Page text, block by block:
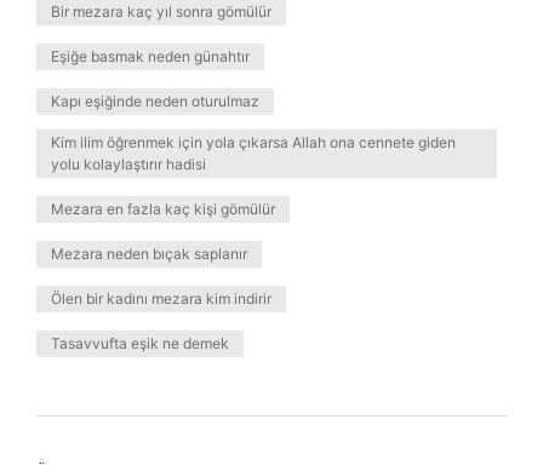
Bir mezara kaç yıl sonra gömülür
Eşiğe basmak neden günahtır
Kapı eşiğinde neden oturulmaz
Kim ilim öğrenmek için yola çıkarsa Allah ona cennete giden
yolu kolaylaştırır hadisi
Mezara en fazla kaç kişi gömülür
Mezara neden bıçak saplanır
Ölen bir kadını mezara kim indirir
Tasavvufta eşik ne demek